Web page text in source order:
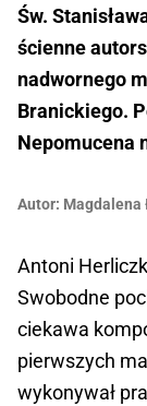
Św.
ścienne
nadwornego
Branickiego.
Nepomucena
Autor: Magdalena
Antoni
Swobodne
ciekawa
pierwszych
wykonywał